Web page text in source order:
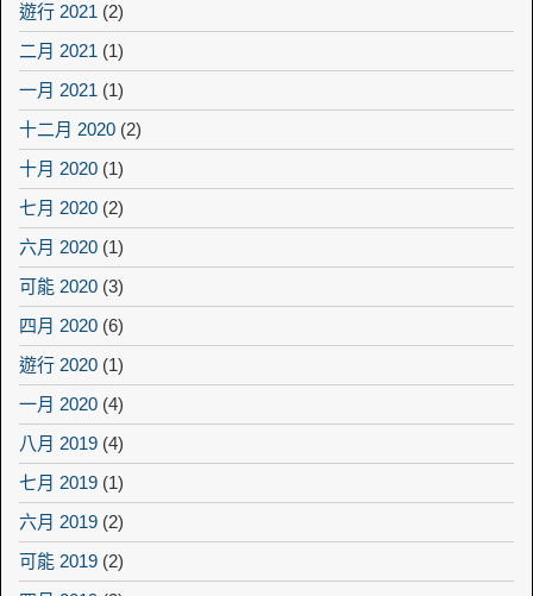
遊行 2021 (2)
二月 2021 (1)
一月 2021 (1)
十二月 2020 (2)
十月 2020 (1)
七月 2020 (2)
六月 2020 (1)
可能 2020 (3)
四月 2020 (6)
遊行 2020 (1)
一月 2020 (4)
八月 2019 (4)
七月 2019 (1)
六月 2019 (2)
可能 2019 (2)